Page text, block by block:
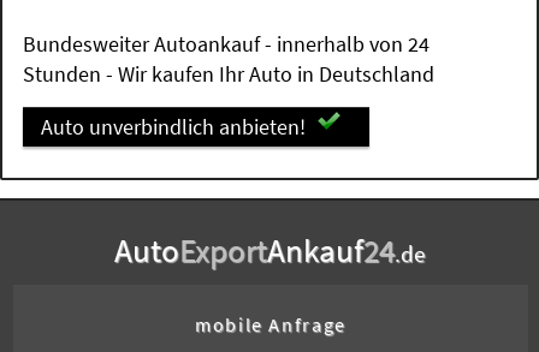
Bundesweiter Autoankauf - innerhalb von 24
Stunden - Wir kaufen Ihr Auto in Deutschland
Auto unverbindlich anbieten!
AutoExportAnkauf24.de
mobile Anfrage